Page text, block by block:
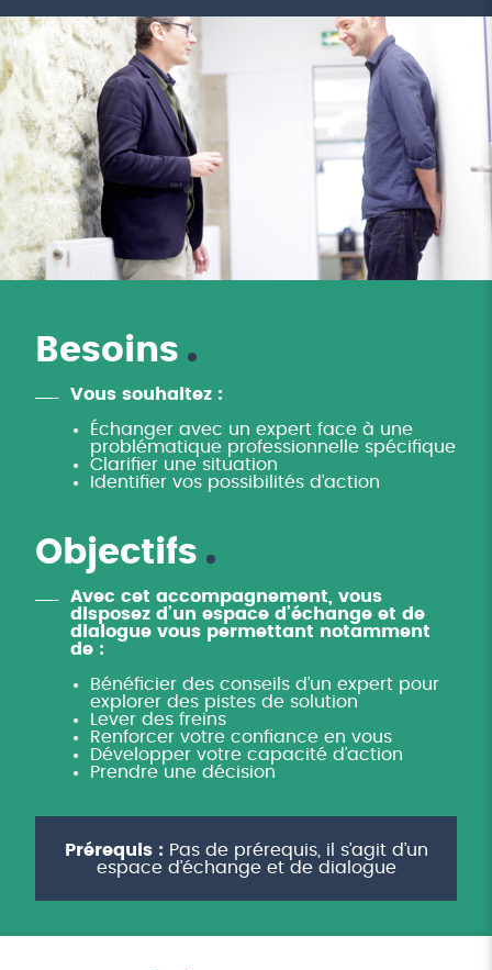
Besoins
Vous souhaitez :
Échanger avec un expert face à une
problématique professionnelle spécifique
Clarifier une situation
Identifier vos possibilités d’action
Objectifs
Avec cet accompagnement, vous
disposez d’un espace d’échange et de
dialogue vous permettant notamment
de :
Bénéficier des conseils d’un expert pour
explorer des pistes de solution
Lever des freins
Renforcer votre confiance en vous
Développer votre capacité d’action
Prendre une décision
Prérequis : Pas de prérequis, il s’agit d’un
espace d’échange et de dialogue